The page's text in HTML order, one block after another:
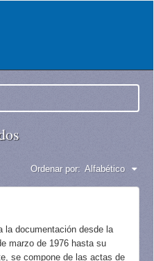
Ordenar por: Alfabético
la documentación desde la
marzo de 1976 hasta su
se compone de las actas de